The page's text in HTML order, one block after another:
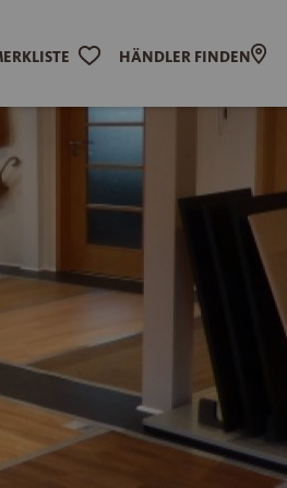
HÄNDLER FINDEN